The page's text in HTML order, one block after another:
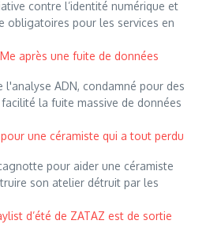
contre l’identité numérique et
obligatoires pour les services en
après une fuite de données
l'analyse ADN, condamné pour des
la fuite massive de données
une céramiste qui a tout perdu
pour aider une céramiste
son atelier détruit par les
d’été de ZATAZ est de sortie